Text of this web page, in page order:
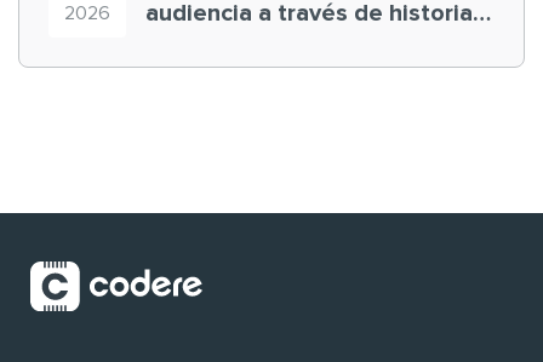
2026
audiencia a través de historias